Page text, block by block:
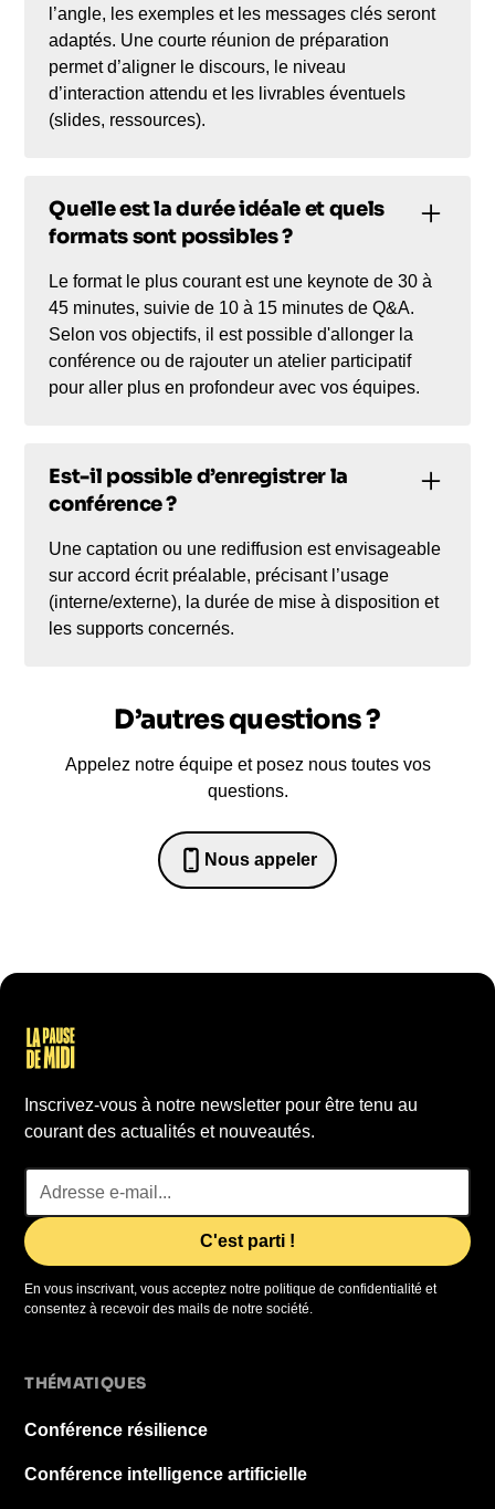
l’angle, les exemples et les messages clés seront
adaptés. Une courte réunion de préparation
permet d’aligner le discours, le niveau
d’interaction attendu et les livrables éventuels
(slides, ressources).
Quelle est la durée idéale et quels
formats sont possibles ?
Le format le plus courant est une keynote de 30 à
45 minutes, suivie de 10 à 15 minutes de Q&A.
Selon vos objectifs, il est possible d'allonger la
conférence ou de rajouter un atelier participatif
pour aller plus en profondeur avec vos équipes.
Est-il possible d’enregistrer la
conférence ?
Une captation ou une rediffusion est envisageable
sur accord écrit préalable, précisant l’usage
(interne/externe), la durée de mise à disposition et
les supports concernés.
D’autres questions ?
Appelez notre équipe et posez nous toutes vos
questions.
Nous appeler
0652698481
Inscrivez-vous à notre newsletter pour être tenu au
courant des actualités et nouveautés.
En vous inscrivant, vous acceptez notre politique de confidentialité et
consentez à recevoir des mails de notre société.
THÉMATIQUES
Conférence résilience
Conférence intelligence artificielle